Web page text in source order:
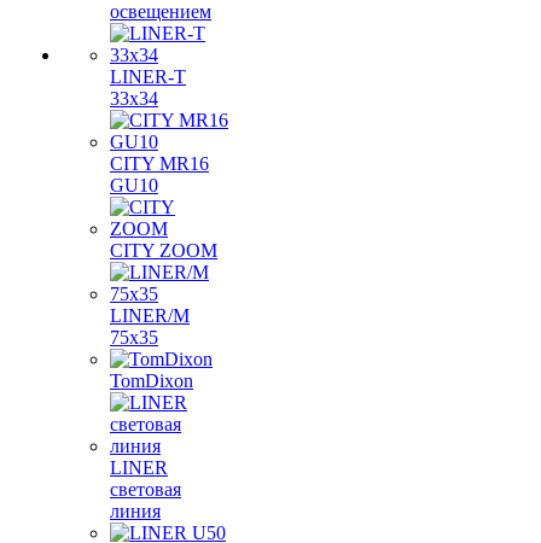
освещением
LINER-T
33x34
CITY MR16
GU10
CITY ZOOM
LINER/M
75х35
TomDixon
LINER
световая
линия